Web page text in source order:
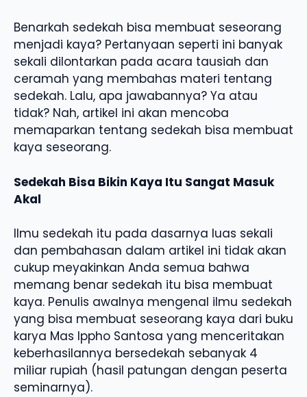
Benarkah sedekah bisa membuat seseorang
menjadi kaya? Pertanyaan seperti ini banyak
sekali dilontarkan pada acara tausiah dan
ceramah yang membahas materi tentang
sedekah. Lalu, apa jawabannya? Ya atau
tidak? Nah, artikel ini akan mencoba
memaparkan tentang sedekah bisa membuat
kaya seseorang.
Sedekah Bisa Bikin Kaya Itu Sangat Masuk
Akal
Ilmu sedekah itu pada dasarnya luas sekali
dan pembahasan dalam artikel ini tidak akan
cukup meyakinkan Anda semua bahwa
memang benar sedekah itu bisa membuat
kaya. Penulis awalnya mengenal ilmu sedekah
yang bisa membuat seseorang kaya dari buku
karya Mas Ippho Santosa yang menceritakan
keberhasilannya bersedekah sebanyak 4
miliar rupiah (hasil patungan dengan peserta
seminarnya).